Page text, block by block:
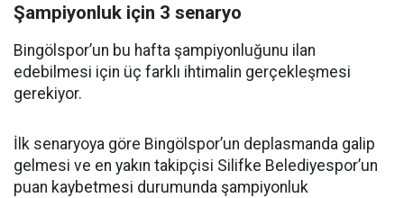
Şampiyonluk için 3 senaryo
Bingölspor’un bu hafta şampiyonluğunu ilan
edebilmesi için üç farklı ihtimalin gerçekleşmesi
gerekiyor.
İlk senaryoya göre Bingölspor’un deplasmanda galip
gelmesi ve en yakın takipçisi Silifke Belediyespor’un
puan kaybetmesi durumunda şampiyonluk